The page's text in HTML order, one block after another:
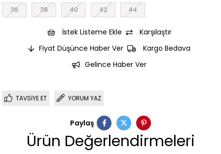
36 38 40 42 44
İstek Listeme Ekle
Karşılaştır
Fiyat Düşünce Haber Ver
Kargo Bedava
Gelince Haber Ver
TAVSIYE ET YORUM YAZ
Paylaş
Ürün Değerlendirmeleri